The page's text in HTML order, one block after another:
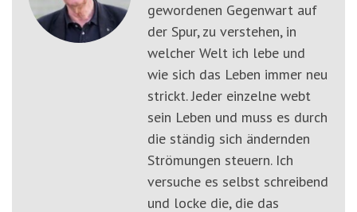
gewordenen Gegenwart auf
der Spur, zu verstehen, in
welcher Welt ich lebe und
wie sich das Leben immer neu
strickt. Jeder einzelne webt
sein Leben und muss es durch
die ständig sich ändernden
Strömungen steuern. Ich
versuche es selbst schreibend
und locke die, die das